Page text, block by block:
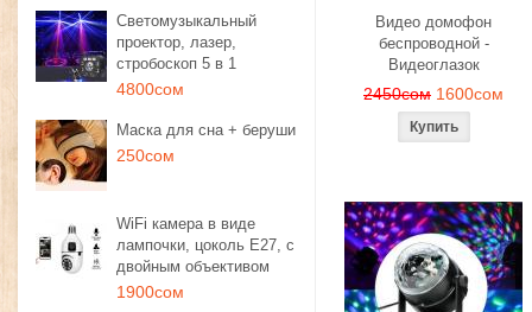
Светомузыкальный
проектор, лазер,
стробоскоп 5 в 1
4800сом
Маска для сна + беруши
250сом
WiFi камера в виде
лампочки, цоколь E27, с
двойным объективом
1900сом
Видео домофон
беспроводной -
Видеоглазок
2450сом 1600сом